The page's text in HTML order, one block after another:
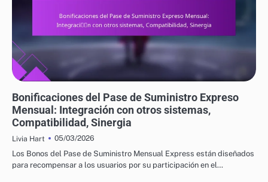
Bonificaciones del Pase de Suministro Expreso
Mensual: Integración con otros sistemas,
Compatibilidad, Sinergia
Livia Hart
05/03/2026
Los Bonos del Pase de Suministro Mensual Express están diseñados
para recompensar a los usuarios por su participación en el…